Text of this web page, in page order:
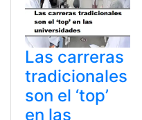
Las carreras
tradicionales
son el ‘top’
en las